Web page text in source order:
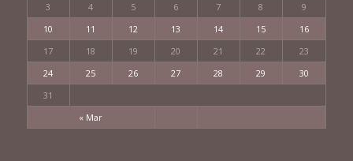
« Mar
3
4 5 6 7 8
9
10
11 12 13 14 15
16
17
18 19 20 21 22
23
24
25 26 27 28 29
30
31